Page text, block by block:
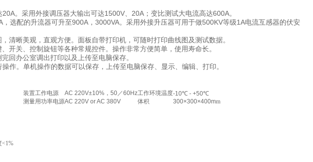
。采用外接调压器大输出可达1500V、20A；变比测试大电流高达600A。
选配的升流器可升至900A，3000VA。采用外接升压器可用于做500KV等级1A电流互感器的伏安
晰美观，直观方便。面板自带打印机，可随时打印曲线图及测试数据。
关、控制旋钮等各种常规控件。操作非常方便简单，使用寿命长。
回办公室调出打印以及上传至电脑保存。
。单机操作的数据可以保存，上传至电脑保存、显示、编辑、打印。
<1%
装置工作电源 AC 220V±10%，50／60Hz工作环境温度-10℃ - +50℃
测量用功率电源AC 220V or AC 380V 体积 300×300×400mm